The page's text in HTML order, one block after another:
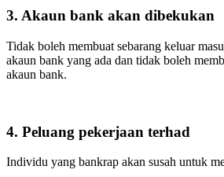
3. Akaun bank akan dibekukan
Tidak boleh membuat sebarang keluar
akaun bank yang ada dan tidak boleh
akaun bank.
4. Peluang pekerjaan terhad
Individu yang bankrap akan susah untuk